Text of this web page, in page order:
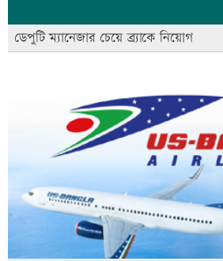
ডেপুটি ম্যানেজার চেয়ে ব্র্যাকে নিয়োগ